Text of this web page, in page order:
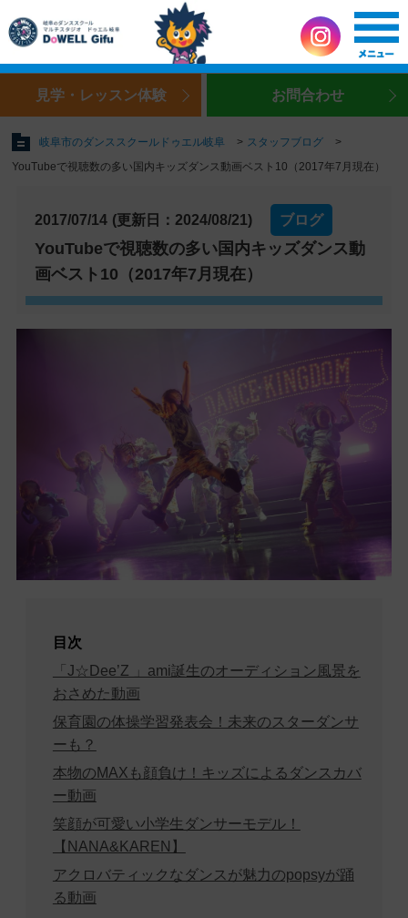
見学・レッスン体験 お問合わせ
岐阜市のダンススクールドゥエル岐阜
スタッフブログ
YouTubeで視聴数の多い国内キッズダンス動画ベスト10（2017年7月現在）
2017/07/14 (更新日：2024/08/21) ブログ
YouTubeで視聴数の多い国内キッズダンス動
画ベスト10（2017年7月現在）
目次
「J☆Dee’Z 」ami誕生のオーディション風景を
おさめた動画
保育園の体操学習発表会！未来のスターダンサ
ーも？
本物のMAXも顔負け！キッズによるダンスカバ
ー動画
笑顔が可愛い小学生ダンサーモデル！
【NANA&KAREN】
アクロバティックなダンスが魅力のpopsyが踊
る動画